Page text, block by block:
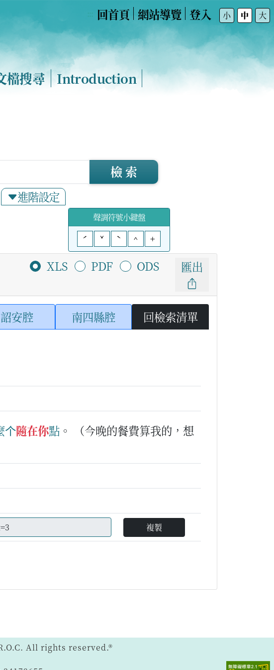
回首頁 網站導覽 登入 小 中 大
檔搜尋 Introduction
進階設定
檢 索
聲調符號小鍵盤
ˊ
ˇ ˋ ^ +
XLS PDF ODS 匯出
詔安腔 南四縣腔 回檢索清單
个隨在你點 。
（今晚的餐費算我的，想
複製
All rights reserved.®